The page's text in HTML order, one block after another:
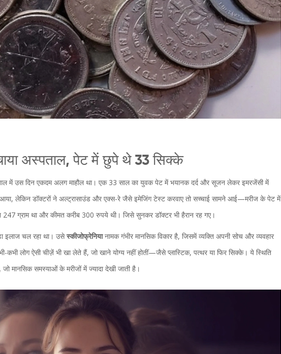
अस्पताल, पेट में छुपे थे 33 सिक्के
में उस दिन एकदम अलग माहौल था। एक 33 साल का युवक पेट में भयानक दर्द और सूजन लेकर इमरजेंसी में
लेकिन डॉक्टरों ने अल्ट्रासाउंड और एक्स-रे जैसे इमेजिंग टेस्ट करवाए तो सच्चाई सामने आई—मरीज के पेट में
ग्राम था और कीमत करीब 300 रुपये थी। जिसे सुनकर डॉक्टर भी हैरान रह गए।
इलाज चल रहा था। उसेस्कीजोफ्रेनियानामक गंभीर मानसिक विकार है, जिसमें व्यक्ति अपनी सोच और व्यवहार
कभी लोग ऐसी चीज़ें भी खा लेते हैं, जो खाने योग्य नहीं होतीं—जैसे प्लास्टिक, पत्थर या फिर सिक्के। ये स्थिति
मानसिक समस्याओं के मरीजों में ज्यादा देखी जाती है।